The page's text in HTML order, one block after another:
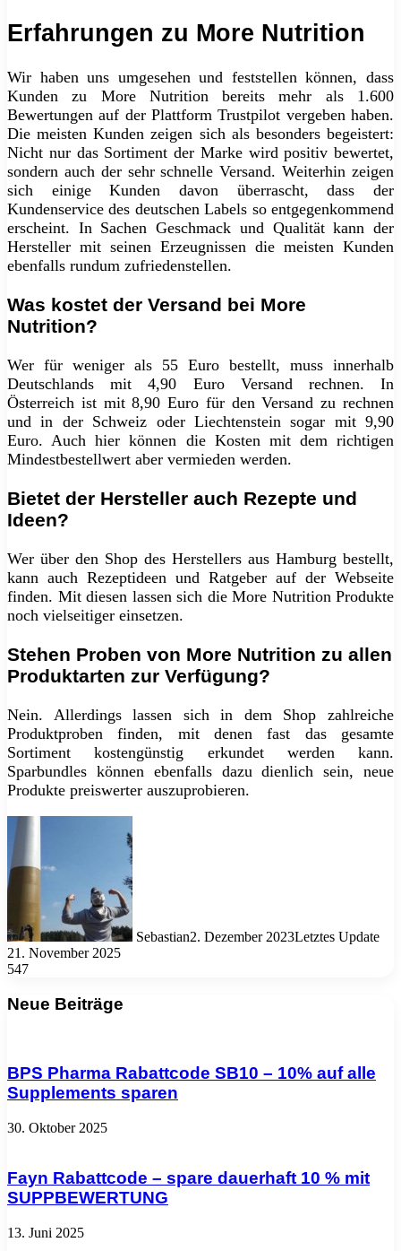
Erfahrungen zu More Nutrition
Wir haben uns umgesehen und feststellen können, dass
Kunden zu More Nutrition bereits mehr als 1.600
Bewertungen auf der Plattform Trustpilot vergeben haben.
Die meisten Kunden zeigen sich als besonders begeistert:
Nicht nur das Sortiment der Marke wird positiv bewertet,
sondern auch der sehr schnelle Versand. Weiterhin zeigen
sich einige Kunden davon überrascht, dass der
Kundenservice des deutschen Labels so entgegenkommend
erscheint. In Sachen Geschmack und Qualität kann der
Hersteller mit seinen Erzeugnissen die meisten Kunden
ebenfalls rundum zufriedenstellen.
Was kostet der Versand bei More
Nutrition?
Wer für weniger als 55 Euro bestellt, muss innerhalb
Deutschlands mit 4,90 Euro Versand rechnen. In
Österreich ist mit 8,90 Euro für den Versand zu rechnen
und in der Schweiz oder Liechtenstein sogar mit 9,90
Euro. Auch hier können die Kosten mit dem richtigen
Mindestbestellwert aber vermieden werden.
Bietet der Hersteller auch Rezepte und
Ideen?
Wer über den Shop des Herstellers aus Hamburg bestellt,
kann auch Rezeptideen und Ratgeber auf der Webseite
finden. Mit diesen lassen sich die More Nutrition Produkte
noch vielseitiger einsetzen.
Stehen Proben von More Nutrition zu allen
Produktarten zur Verfügung?
Nein. Allerdings lassen sich in dem Shop zahlreiche
Produktproben finden, mit denen fast das gesamte
Sortiment kostengünstig erkundet werden kann.
Sparbundles können ebenfalls dazu dienlich sein, neue
Produkte preiswerter auszuprobieren.
Sebastian2. Dezember 2023Letztes Update
21. November 2025
547
Neue Beiträge
BPS Pharma Rabattcode SB10 – 10% auf alle
Supplements sparen
30. Oktober 2025
Fayn Rabattcode – spare dauerhaft 10 % mit
SUPPBEWERTUNG
13. Juni 2025